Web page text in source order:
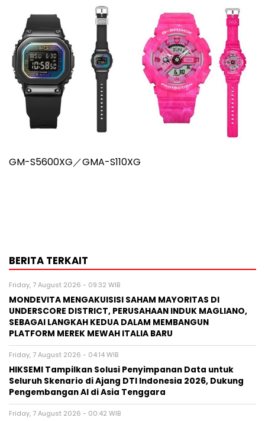
GM-S5600XG／GMA-S110XG
BERITA TERKAIT
Friday, 7 August 2026 - 09:32 WIB
MONDEVITA MENGAKUISISI SAHAM MAYORITAS DI
UNDERSCORE DISTRICT, PERUSAHAAN INDUK MAGLIANO,
SEBAGAI LANGKAH KEDUA DALAM MEMBANGUN
PLATFORM MEREK MEWAH ITALIA BARU
Friday, 7 August 2026 - 04:14 WIB
HIKSEMI Tampilkan Solusi Penyimpanan Data untuk
Seluruh Skenario di Ajang DTI Indonesia 2026, Dukung
Pengembangan AI di Asia Tenggara
Friday, 7 August 2026 - 00:42 WIB